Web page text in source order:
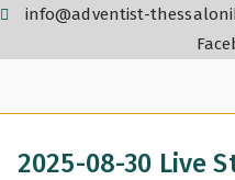
info@adventist-
2025-08-30 Live